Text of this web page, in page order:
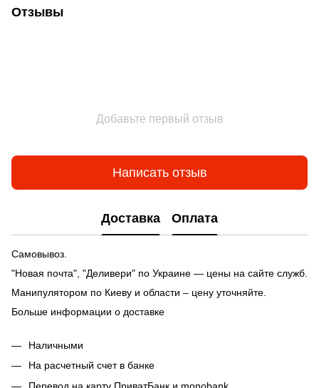
Отзывы
Добавьте первый отзыв
Написать отзыв
Доставка Оплата
Самовывоз.
"Новая почта", "Деливери" по Украине — цены на сайте служб.
Манипулятором по Киеву и области – цену уточняйте.
Больше информации о доставке
Наличными
На расчетный счет в банке